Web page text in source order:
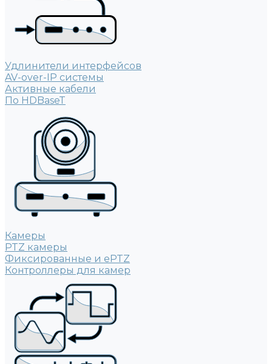
Удлинители интерфейсов
AV-over-IP системы
Активные кабели
По HDBaseT
Камеры
PTZ камеры
Фиксированные и ePTZ
Контроллеры для камер